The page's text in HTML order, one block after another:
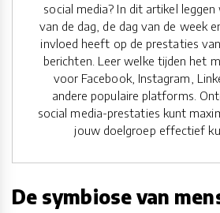
social media? In dit artikel
van de dag, de dag van de week
invloed heeft op de prestaties
berichten. Leer welke tijden het
voor Facebook, Instagram,
andere populaire platforms.
social media-prestaties kunt
jouw doelgroep effectief
De symbiose van